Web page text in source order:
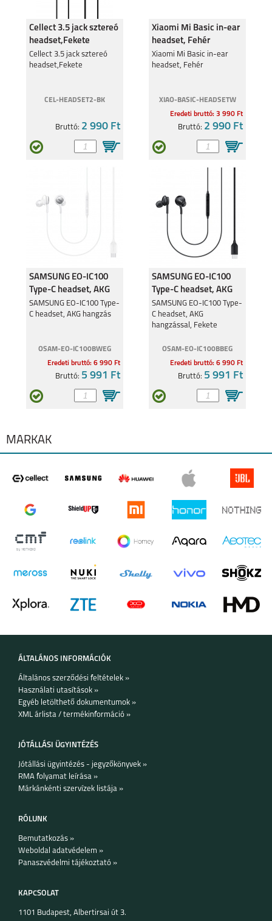
G53 5G
E13
MOTO E20 MOTO G31
Cellect 3.5 jack sztereó
headset,Fekete
Cellect 3.5 jack sztereó
headset,Fekete
CEL-HEADSET2-BK
Bruttó: 2 990 Ft
Xiaomi Mi Basic in-ear
headset, Fehér
Xiaomi Mi Basic in-ear
headset, Fehér
XIAO-BASIC-HEADSETW
Eredeti bruttó: 3 990 Ft
Bruttó: 2 990 Ft
SAMSUNG EO-IC100
Type-C headset, AKG
hangzással, Fehér
SAMSUNG EO-IC100 Type-
C headset, AKG hangzás
OSAM-EO-IC100BWEG
Eredeti bruttó: 6 990 Ft
Bruttó: 5 991 Ft
SAMSUNG EO-IC100
Type-C headset, AKG
hangzással, Fekete
SAMSUNG EO-IC100 Type-
C headset, AKG
hangzással, Fekete
OSAM-EO-IC100BBEG
Eredeti bruttó: 6 990 Ft
Bruttó: 5 991 Ft
MÁRKÁK
ÁLTALÁNOS INFORMÁCIÓK
Általános szerződési feltételek »
Használati utasítások »
Egyéb letölthető dokumentumok »
XML árlista / termékinformáció »
JÓTÁLLÁSI ÜGYINTÉZÉS
Jótállási ügyintézés - jegyzőkönyvek »
RMA folyamat leírása »
Márkánkénti szervízek listája »
RÓLUNK
Bemutatkozás »
Weboldal adatvédelem »
Panaszvédelmi tájékoztató »
KAPCSOLAT
1101 Budapest, Albertirsai út 3.